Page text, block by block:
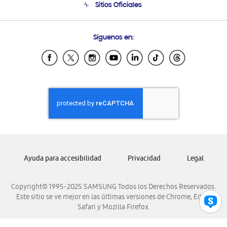
Condiciones de Compra
Soporte vía eMail
Sitios Oficiales
Samsung Ecuador
Samsung El Salvador
Samsung Honduras
Samsung Nicaragua
Samsung Panamá
Samsung Venezuela
Síguenos en:
Copyright© 1995-2025 SAMSUNG Todos los Derechos Reservados.
Este sitio se ve mejor en las últimas versiones de Chrome, Edge,
Safari y Mozilla Firefox.
Ayuda para accesibilidad Privacidad Legal